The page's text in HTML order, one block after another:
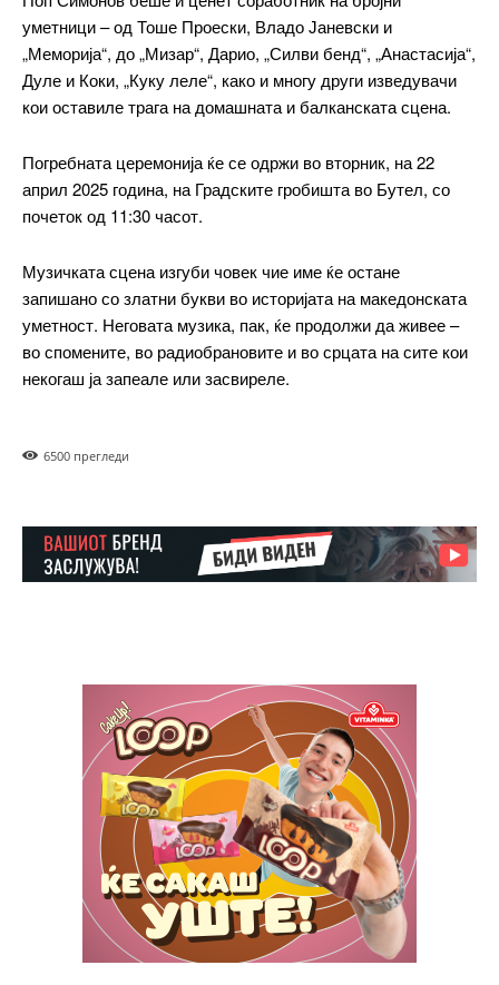
Ut mollis pellentesque tortor
Nullam eu erat condimentum
Donec quis est ac felis
Pro
$100 / yearplaceholder text
ИЗБЕРЕТЕ ПЛАН
Etiam est nibh, lobortis sit
Ut mollis pellentesque tortor
Nullam eu erat condimentum
Donec quis est ac felis
уметници – од Тоше Проески, Владо Јаневски и
„Меморија“, до „Мизар“, Дарио, „Силви бенд“, „Анастасија“,
Дуле и Коки, „Куку леле“, како и многу други изведувачи
кои оставиле трага на домашната и балканската сцена.
Погребната церемонија ќе се одржи во вторник, на 22
април 2025 година, на Градските гробишта во Бутел, со
почеток од 11:30 часот.
Музичката сцена изгуби човек чие име ќе остане
запишано со златни букви во историјата на македонската
уметност. Неговата музика, пак, ќе продолжи да живее –
во спомените, во радиобрановите и во срцата на сите кои
некогаш ја запеале или засвиреле.
6500 прегледи